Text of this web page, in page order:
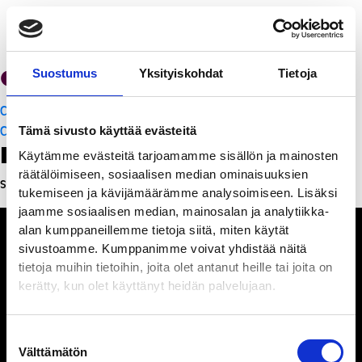
Suostumus Yksityiskohdat Tietoja
Tämä sivusto käyttää evästeitä
Käytämme evästeitä tarjoamamme sisällön ja mainosten
räätälöimiseen, sosiaalisen median ominaisuuksien
tukemiseen ja kävijämäärämme analysoimiseen. Lisäksi
jaamme sosiaalisen median, mainosalan ja analytiikka-
alan kumppaneillemme tietoja siitä, miten käytät
sivustoamme. Kumppanimme voivat yhdistää näitä
tietoja muihin tietoihin, joita olet antanut heille tai joita on
kerätty, kun olet käyttänyt heidän palvelujaan.
valinta
Välttämätön
Cafe Solo
Artikkelien
selaus
Cafe Solo
Cafe Solo
Leave a Reply
Sinun täytyy kirjautua sisään